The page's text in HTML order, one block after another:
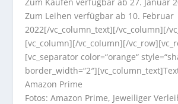
Zum Leihen verfügbar ab 10. Februar
2022[/vc_column_text][/vc_column][/
[vc_column][/vc_column][/
[vc_separator color=“orange“
Amazon Prime
Fotos: Amazon Prime, Jeweiliger